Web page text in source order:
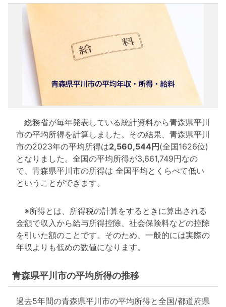
総務省が毎年発表している統計資料から青森県平川
市の平均所得を計算しました。その結果、青森県平川
市の2023年の平均所得は2,560,544円(全国1626位)
となりました。全国の平均所得が3,661,749円なの
で、青森県平川市の所得は 全国平均とくらべて低い
ということができます。
※所得とは、所得税の計算をするときに算出される
金額で収入から給与所得控除、社会保険料などの控除
を引いた額のことです。そのため、一般的には実際の
年収よりも低めの数値になります。
青森県平川市の平均所得の推移
過去5年間の青森県平川市の平均所得と全国/都道府県